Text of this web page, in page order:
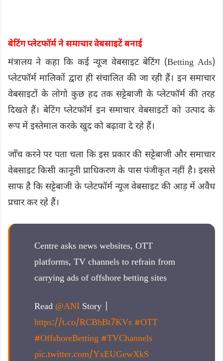
बेटिंग प्लेटफॉर्म ने समाचार वेबसाइटें बनाई
मंत्रालय ने कहा कि कई न्यूज वेबसाइट बेटिंग (Betting Ads)
प्लेटफॉर्म मालिकों द्वारा ही संचालित की जा रही हैं। इन समाचार
वेबसाइटों के लोगो कुछ हद तक सट्टेबाजी के प्लेटफॉर्म की तरह
दिखते हैं। बेटिंग प्लेटफॉर्म इन समाचार वेबसाइटों को उत्पाद के
रूप में इस्तेमाल करके खुद को बढ़ावा दे रहे हैं।
जाँच करने पर पता चला कि इस प्रकार की सट्टेबाजी और समाचार
वेबसाइट किसी कानूनी प्राधिकरण के पास पंजीकृत नहीं है। इससे
साफ है कि सट्टेबाजी के प्लेटफॉर्म न्यूज वेबसाइट की आड़ में अवैध
प्रचार कर रहे हैं।
Centre asks news websites, OTT
platforms, TV channels to refrain from
carrying ads of offshore betting sites
Read @ANI Story |
https://t.co/RCBbBt7KVs #OTT
#OffshoreBetting #TVChannels
pic.twitter.com/YxEUGewXkS